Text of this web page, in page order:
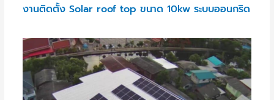
งานติดตั้ง Solar roof top ขนาด 10kw ระบบออนกริด